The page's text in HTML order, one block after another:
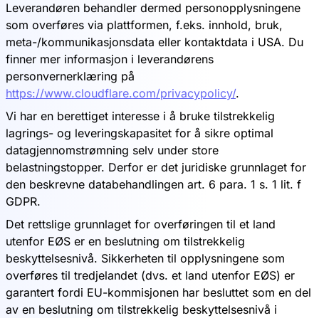
Leverandøren behandler dermed personopplysningene
som overføres via plattformen, f.eks. innhold, bruk,
meta-/kommunikasjonsdata eller kontaktdata i USA. Du
finner mer informasjon i leverandørens
personvernerklæring på
https://www.cloudflare.com/privacypolicy/.
Vi har en berettiget interesse i å bruke tilstrekkelig
lagrings- og leveringskapasitet for å sikre optimal
datagjennomstrømning selv under store
belastningstopper. Derfor er det juridiske grunnlaget for
den beskrevne databehandlingen art. 6 para. 1 s. 1 lit. f
GDPR.
Det rettslige grunnlaget for overføringen til et land
utenfor EØS er en beslutning om tilstrekkelig
beskyttelsesnivå. Sikkerheten til opplysningene som
overføres til tredjelandet (dvs. et land utenfor EØS) er
garantert fordi EU-kommisjonen har besluttet som en del
av en beslutning om tilstrekkelig beskyttelsesnivå i